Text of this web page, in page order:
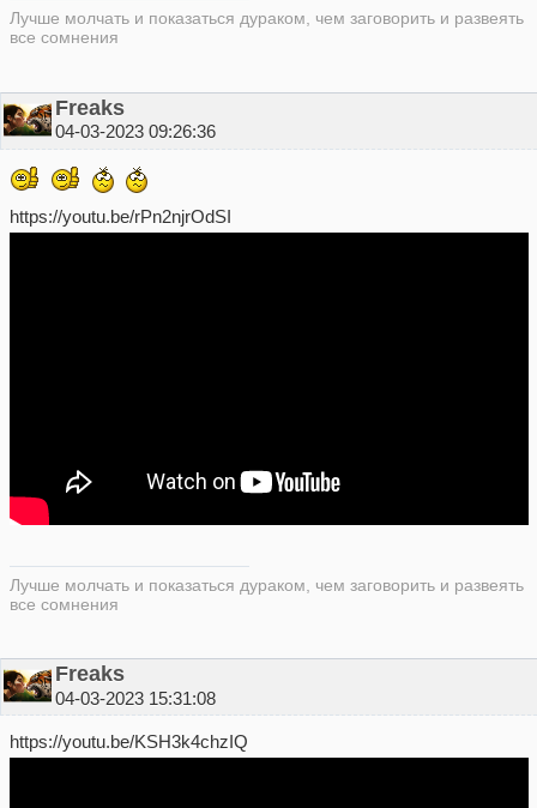
Лучше молчать и показаться дураком, чем заговорить и развеять
все сомнения
Freaks
04-03-2023 09:26:36
https://youtu.be/rPn2njrOdSI
Лучше молчать и показаться дураком, чем заговорить и развеять
все сомнения
Freaks
04-03-2023 15:31:08
https://youtu.be/KSH3k4chzIQ